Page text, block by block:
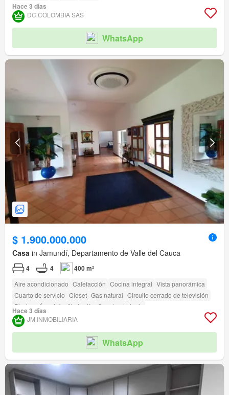
Hace 3 días
DC COLOMBIA SAS
WhatsApp
$ 1.900.000.000
Casa in Jamundí, Departamento de Valle del Cauca
4 4 400 m²
Aire acondicionado Calefacción Cocina integral Vista panorámica
Cuarto de servicio Closet Gas natural Circuito cerrado de televisión
Piscina
Área infantil Jardín Cancha de tenis
Hace 3 días
JM INMOBILIARIA
WhatsApp